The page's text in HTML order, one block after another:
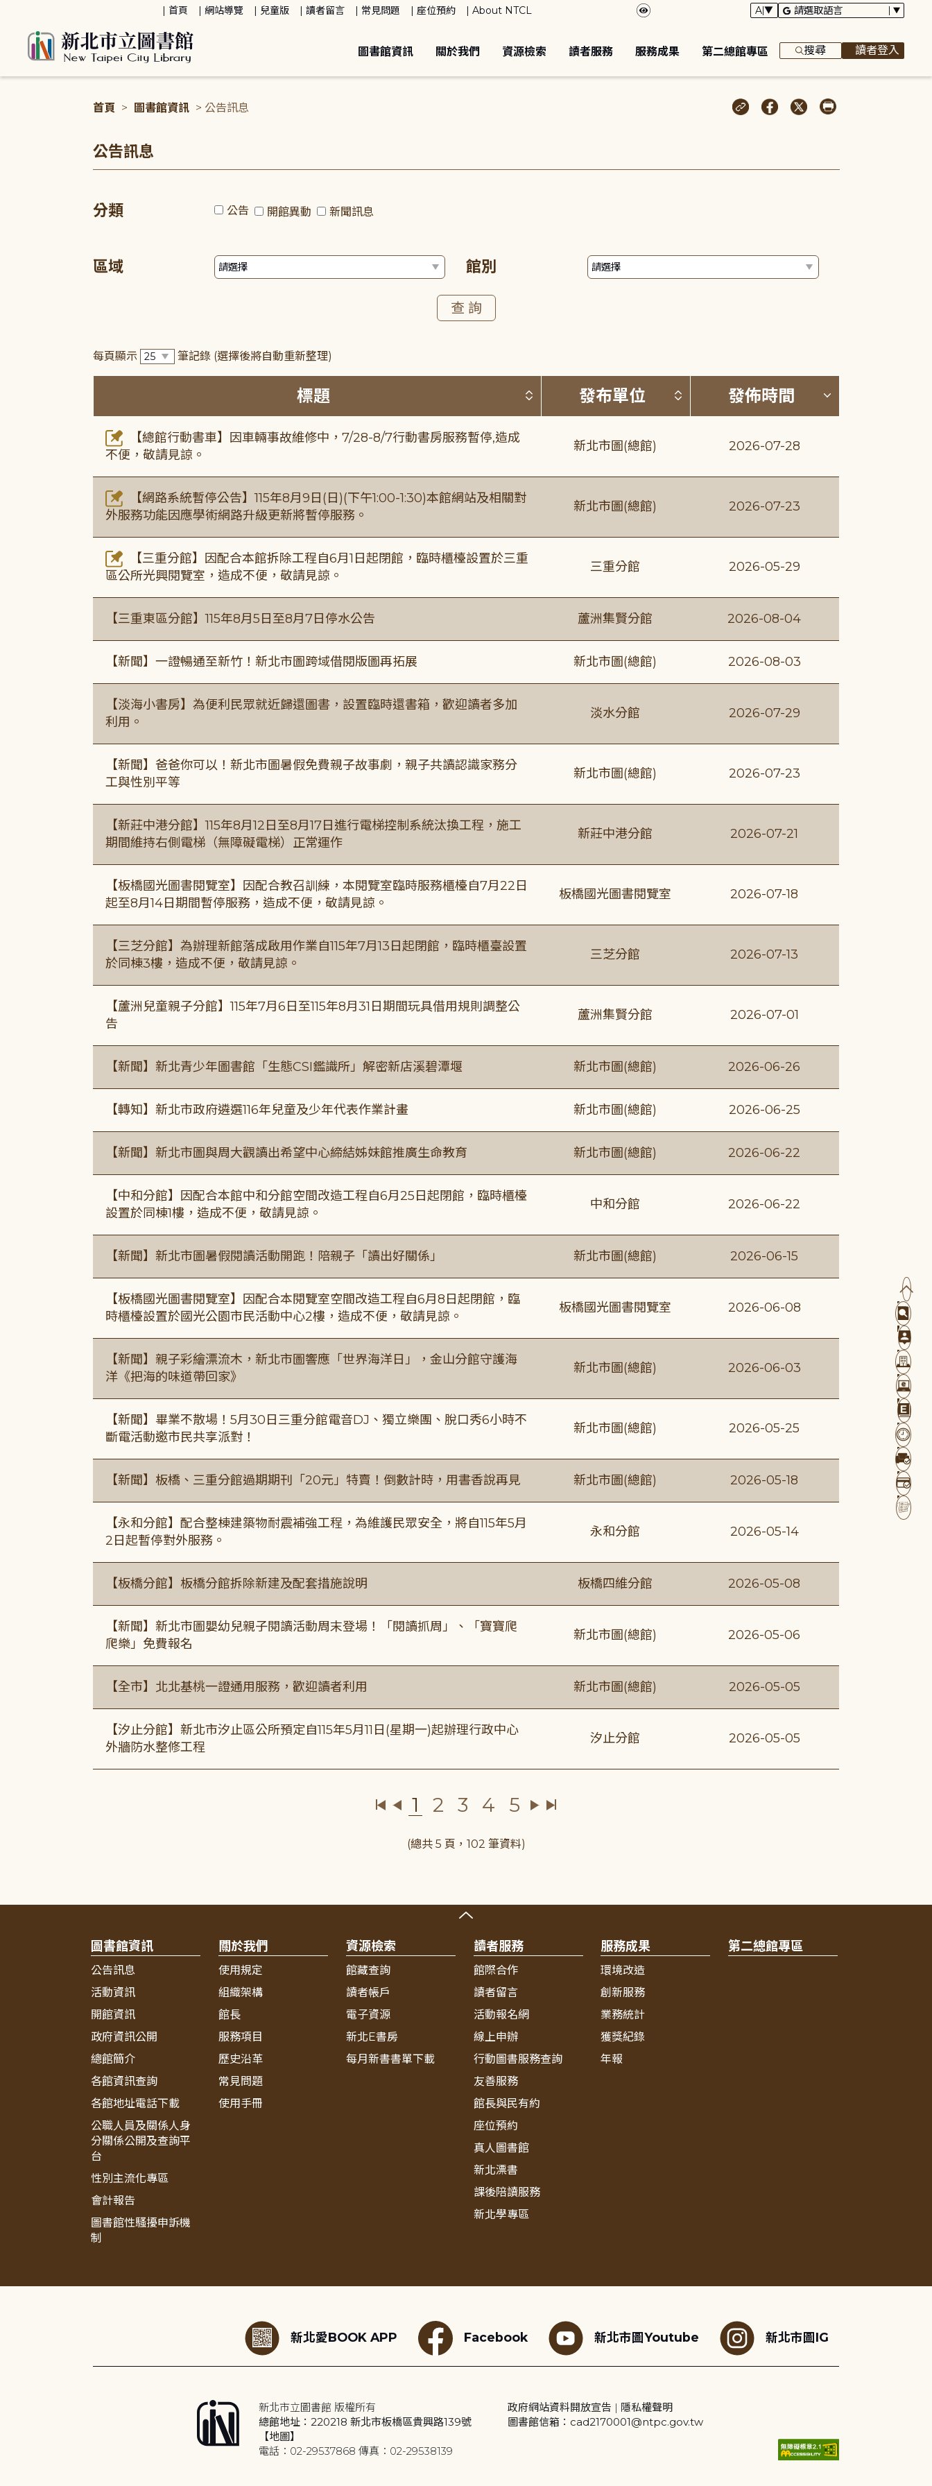
首頁 網站導覽 兒童版 讀者留言 常見問題 座位預約 About NTCL
圖書館資訊 關於我們 資源檢索 讀者服務 服務成果 第二總館專區 搜尋 讀者登入
首頁 > 圖書館資訊 > 公告訊息
公告訊息
分類 公告 開館異動 新聞訊息
區域 館別
每頁顯示 筆記錄 (選擇後將自動重新整理)
標題 按標題排序 (升降冪)
發布單位 按發布單位排序 (升降冪)
發佈時間 按發佈時間
【總館行動書車】因車輛事故維修中，7/28-8/7行動書房服務暫停,造成
不便，敬請見諒。
新北市圖(總館) 2026-07-28
【網路系統暫停公告】115年8月9日(日)(下午1:00-1:30)本館網站及相關對
外服務功能因應學術網路升級更新將暫停服務。
新北市圖(總館) 2026-07-23
【三重分館】因配合本館拆除工程自6月1日起閉館，臨時櫃檯設置於三重
區公所光興閱覽室，造成不便，敬請見諒。
三重分館 2026-05-29
【三重東區分館】115年8月5日至8月7日停水公告 蘆洲集賢分館 2026-08-04
【新聞】一證暢通至新竹！新北市圖跨域借閱版圖再拓展 新北市圖(總館) 2026-08-03
【淡海小書房】為便利民眾就近歸還圖書，設置臨時還書箱，歡迎讀者多加
利用。
淡水分館 2026-07-29
【新聞】爸爸你可以！新北市圖暑假免費親子故事劇，親子共讀認識家務分
工與性別平等
新北市圖(總館) 2026-07-23
【新莊中港分館】115年8月12日至8月17日進行電梯控制系統汰換工程，施工
期間維持右側電梯（無障礙電梯）正常運作
新莊中港分館 2026-07-21
【板橋國光圖書閱覽室】因配合教召訓練，本閱覽室臨時服務櫃檯自7月22日
起至8月14日期間暫停服務，造成不便，敬請見諒。
板橋國光圖書閱覽室 2026-07-18
【三芝分館】為辦理新館落成啟用作業自115年7月13日起閉館，臨時櫃臺設置
於同棟3樓，造成不便，敬請見諒。
三芝分館 2026-07-13
【蘆洲兒童親子分館】115年7月6日至115年8月31日期間玩具借用規則調整公
告
蘆洲集賢分館 2026-07-01
【新聞】新北青少年圖書館「生態CSI鑑識所」解密新店溪碧潭堰 新北市圖(總館) 2026-06-26
【轉知】新北市政府遴選116年兒童及少年代表作業計畫 新北市圖(總館) 2026-06-25
【新聞】新北市圖與周大觀讀出希望中心締結姊妹館推廣生命教育 新北市圖(總館) 2026-06-22
【中和分館】因配合本館中和分館空間改造工程自6月25日起閉館，臨時櫃檯
設置於同棟1樓，造成不便，敬請見諒。
中和分館 2026-06-22
【新聞】新北市圖暑假閱讀活動開跑！陪親子「讀出好關係」 新北市圖(總館) 2026-06-15
【板橋國光圖書閱覽室】因配合本閱覽室空間改造工程自6月8日起閉館，臨
時櫃檯設置於國光公園市民活動中心2樓，造成不便，敬請見諒。
板橋國光圖書閱覽室 2026-06-08
【新聞】親子彩繪漂流木，新北市圖響應「世界海洋日」，金山分館守護海
洋《把海的味道帶回家》
新北市圖(總館) 2026-06-03
【新聞】畢業不散場！5月30日三重分館電音DJ、獨立樂團、脫口秀6小時不
斷電活動邀市民共享派對！
新北市圖(總館) 2026-05-25
【新聞】板橋、三重分館過期期刊「20元」特賣！倒數計時，用書香說再見 新北市圖(總館) 2026-05-18
【永和分館】配合整棟建築物耐震補強工程，為維護民眾安全，將自115年5月
2日起暫停對外服務。
永和分館 2026-05-14
【板橋分館】板橋分館拆除新建及配套措施說明 板橋四維分館 2026-05-08
【新聞】新北市圖嬰幼兒親子閱讀活動周末登場！「閱讀抓周」、「寶寶爬
爬樂」免費報名
新北市圖(總館) 2026-05-06
【全市】北北基桃一證通用服務，歡迎讀者利用 新北市圖(總館) 2026-05-05
【汐止分館】新北市汐止區公所預定自115年5月11日(星期一)起辦理行政中心
外牆防水整修工程
汐止分館 2026-05-05
1 2 3 4 5
(總共 5 頁，102 筆資料)
圖書館資訊
公告訊息
活動資訊
開館資訊
政府資訊公開
總館簡介
各館資訊查詢
各館地址電話下載
公職人員及關係人身
分關係公開及查詢平
台
性別主流化專區
會計報告
圖書館性騷擾申訴機
制
關於我們
使用規定
組織架構
館長
服務項目
歷史沿革
常見問題
使用手冊
資源檢索
館藏查詢
讀者帳戶
電子資源
新北E書房
每月新書書單下載
讀者服務
館際合作
讀者留言
活動報名網
線上申辦
行動圖書服務查詢
友善服務
館長與民有約
座位預約
真人圖書館
新北漂書
課後陪讀服務
新北學專區
服務成果
環境改造
創新服務
業務統計
獲獎紀錄
年報
第二總館專區
新北愛BOOK APP Facebook 新北市圖Youtube 新北市圖IG
新北市立圖書館 版權所有
總館地址：220218 新北市板橋區貴興路139號
【地圖】
電話：02-29537868 傳真：02-29538139
政府網站資料開放宣告 | 隱私權聲明
圖書館信箱：cad2170001@ntpc.gov.tw